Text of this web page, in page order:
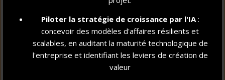
Piloter la stratégie de croissance par l'IA:
concevoir des modèles d'affaires résilients et
scalables, en auditant la maturité technologique de
l'entreprise et identifiant les leviers de création de
valeur
DES DIPLÔMÉS ONT REJOINT LA VIE ACTIVE 1
OU CRÉATION D'ENTREPRISE
(TAUX GLOBAL D'INSERTION POUR LE TITRE RNCP : 95
%,
DONT 67 % DANS LE MÉTIER INITIALEMENT VISÉ) **